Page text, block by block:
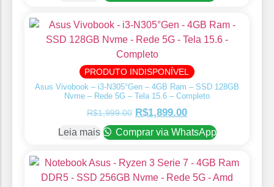
PRODUTO INDISPONÍVEL
Asus Vivobook – i3-N305°Gen – 4GB Ram – SSD 128GB
Nvme – Rede 5G – Tela 15.6 – Completo
R$1,999.00 R$1,899.00
Leia mais Comprar via WhatsApp